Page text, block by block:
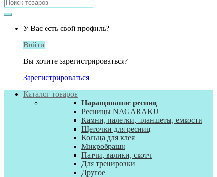
У Вас есть свой профиль?
Войти
Вы хотите зарегистрироваться?
Зарегистрироваться
Каталог товаров
Наращивание ресниц
Ресницы NAGARAKU
Камни, палетки, планшеты, емкости
Щеточки для ресниц
Кольца для клея
Микробраши
Патчи, валики, скотч
Для тренировки
Другое